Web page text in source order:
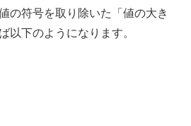
の符号を取り除いた「値の大き
以下のようになります。